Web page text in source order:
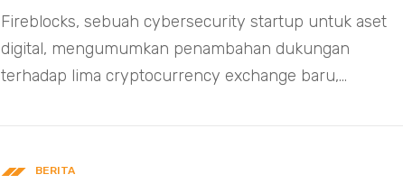
Fireblocks, sebuah cybersecurity startup untuk aset
digital, mengumumkan penambahan dukungan
terhadap lima cryptocurrency exchange baru,...
BERITA